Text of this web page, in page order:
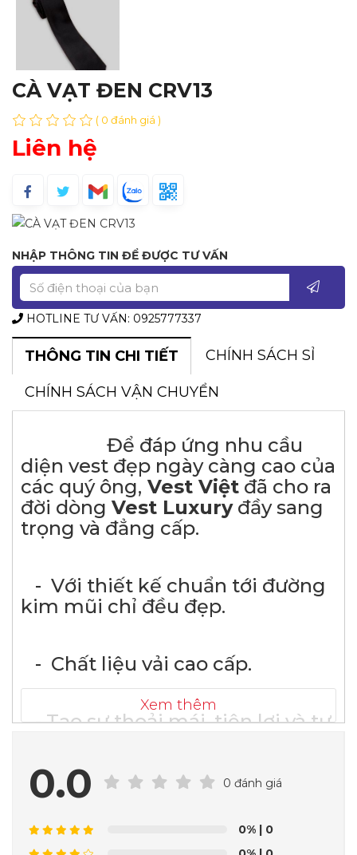
CÀ VẠT ĐEN CRV13
( 0 đánh giá )
Liên hệ
NHẬP THÔNG TIN ĐỂ ĐƯỢC TƯ VẤN
HOTLINE TƯ VẤN: 0925777337
THÔNG TIN CHI TIẾT CHÍNH SÁCH SỈ
CHÍNH SÁCH VẬN CHUYỂN
Để đáp ứng nhu cầu
diện vest đẹp ngày càng cao của
các quý ông, Vest Việt đã cho ra
đời dòng Vest Luxuryđầy sang
trọng và đẳng cấp.
- Với thiết kế chuẩn tới đường
kim mũi chỉ đều đẹp.
- Chất liệu vải cao cấp.
- Tạo sự thoải mái, tiện lợi và tự
chọn.
Những bộ vest tạo sự
lịch lãm, quý ông cực sang trọng
nhất khi khoác lên người. Tuy
Xem thêm
0.0 0 đánh giá
0% | 0